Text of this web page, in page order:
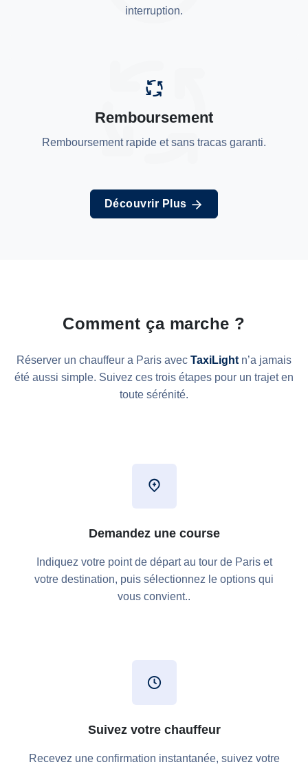
interruption.
Remboursement
Remboursement rapide et sans tracas garanti.
Découvrir Plus
Comment ça marche ?
Réserver un chauffeur a Paris avec TaxiLight n’a jamais
été aussi simple. Suivez ces trois étapes pour un trajet en
toute sérénité.
Demandez une course
Indiquez votre point de départ au tour de Paris et
votre destination, puis sélectionnez le options qui
vous convient..
Suivez votre chauffeur
Recevez une confirmation instantanée, suivez votre